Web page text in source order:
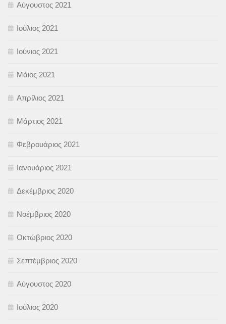
Αύγουστος 2021
Ιούλιος 2021
Ιούνιος 2021
Μάιος 2021
Απρίλιος 2021
Μάρτιος 2021
Φεβρουάριος 2021
Ιανουάριος 2021
Δεκέμβριος 2020
Νοέμβριος 2020
Οκτώβριος 2020
Σεπτέμβριος 2020
Αύγουστος 2020
Ιούλιος 2020